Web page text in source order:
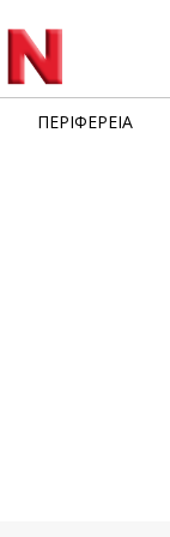
ΠΕΡΙΦΈΡΕΙΑ